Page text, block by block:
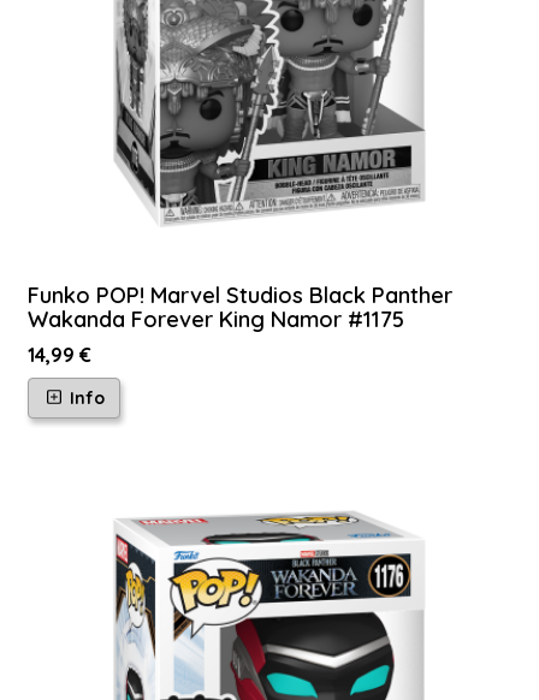
Funko POP! Marvel Studios Black Panther
Wakanda Forever King Namor #1175
14,99 €
Info